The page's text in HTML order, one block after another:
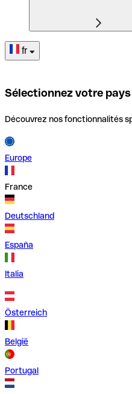
fr
Sélectionnez votre pays
Découvrez nos fonctionnalités
Europe
France
Deutschland
España
Italia
Österreich
België
Portugal